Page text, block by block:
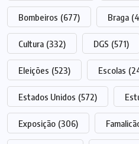
Bombeiros (677) Braga
Cultura (332) DGS (571)
Eleições (523) Escolas
Estados Unidos (572)
Exposição (306)